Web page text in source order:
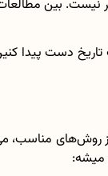
نیست. بین
تاریخ دست پیدا
از روش‌های
میشه: